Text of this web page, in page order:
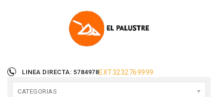
LINEA DIRECTA: 5784978EXT3232769999
CATEGORIAS